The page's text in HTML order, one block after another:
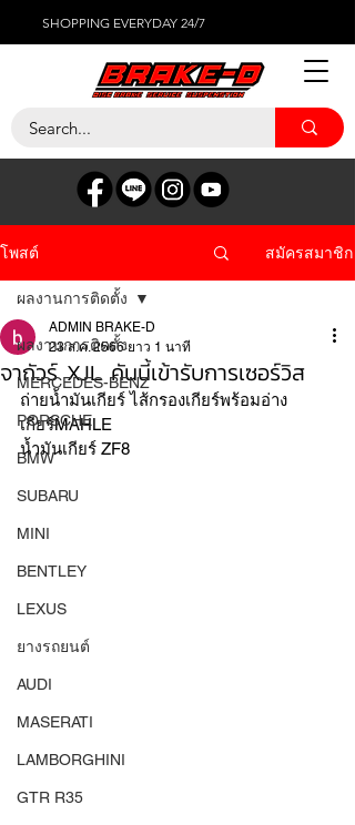
SHOPPING EVERYDAY 24/7
โพสต์ สมัครสมาชิก
ผลงานการติดตั้ง
MERCEDES-BENZ
PORSCHE
BMW
SUBARU
MINI
BENTLEY
LEXUS
ยางรถยนต์
AUDI
MASERATI
LAMBORGHINI
GTR R35
ผลงานการติดตั้ง
จากัวร์ XJL คันนี้เข้ารับการเซอร์วิส
ADMIN BRAKE-D
23 ส.ค. 2566 ยาว 1 นาที
ถ่ายน้ำมันเกียร์ ไส้กรองเกียร์พร้อมอ่าง
เกียร์MAHLE
น้ำมันเกียร์ ZF8